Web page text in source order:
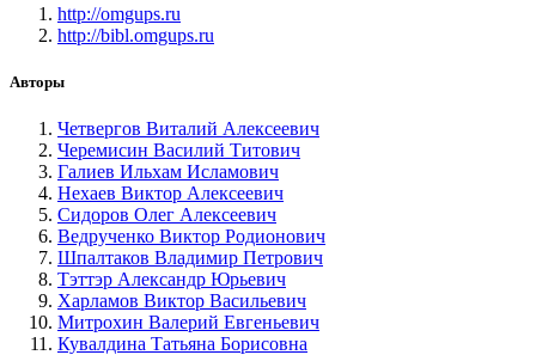
http://omgups.ru
http://bibl.omgups.ru
Авторы
Четвергов Виталий Алексеевич
Черемисин Василий Титович
Галиев Ильхам Исламович
Нехаев Виктор Алексеевич
Сидоров Олег Алексеевич
Ведрученко Виктор Родионович
Шпалтаков Владимир Петрович
Тэттэр Александр Юрьевич
Харламов Виктор Васильевич
Митрохин Валерий Евгеньевич
Кувалдина Татьяна Борисовна